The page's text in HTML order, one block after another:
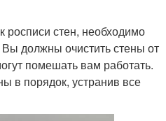
росписи стен, необходимо
Вы должны очистить стены от
помешать вам работать.
в порядок, устранив все